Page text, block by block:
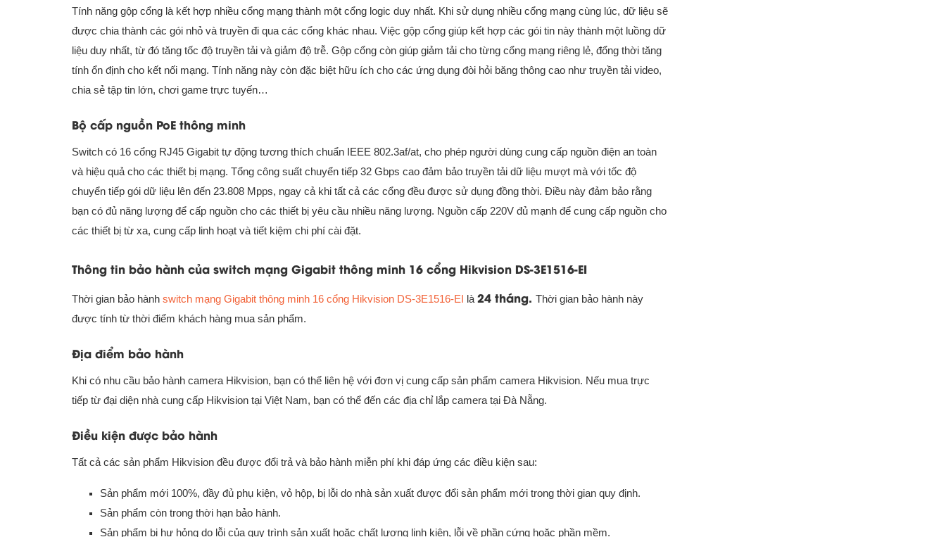
Tính năng gộp cổng là kết hợp nhiều cổng mạng thành một cổng logic duy nhất. Khi sử dụng nhiều cổng mạng cùng lúc, dữ liệu sẽ
được chia thành các gói nhỏ và truyền đi qua các cổng khác nhau. Việc gộp cổng giúp kết hợp các gói tin này thành một luồng dữ
liệu duy nhất, từ đó tăng tốc độ truyền tải và giảm độ trễ. Gộp cổng còn giúp giảm tải cho từng cổng mạng riêng lẻ, đổng thời tăng
tính ổn định cho kết nối mạng. Tính năng này còn đặc biệt hữu ích cho các ứng dụng đòi hỏi băng thông cao như truyền tải video,
chia sẻ tập tin lớn, chơi game trực tuyến…
Bộ cấp nguồn PoE thông minh
Switch có 16 cổng RJ45 Gigabit tự động tương thích chuẩn IEEE 802.3af/at, cho phép người dùng cung cấp nguồn điện an toàn
và hiệu quả cho các thiết bị mạng. Tổng công suất chuyển tiếp 32 Gbps cao đảm bảo truyền tải dữ liệu mượt mà với tốc độ
chuyển tiếp gói dữ liệu lên đến 23.808 Mpps, ngay cả khi tất cả các cổng đều được sử dụng đồng thời. Điều này đảm bảo rằng
bạn có đủ năng lượng để cấp nguồn cho các thiết bị yêu cầu nhiều năng lượng. Nguồn cấp 220V đủ mạnh để cung cấp nguồn cho
các thiết bị từ xa, cung cấp linh hoạt và tiết kiệm chi phí cài đặt.
Thông tin bảo hành của switch mạng Gigabit thông minh 16 cổng Hikvision DS-3E1516-EI
Thời gian bảo hành switch mạng Gigabit thông minh 16 cổng Hikvision DS-3E1516-EI là 24 tháng. Thời gian bảo hành này
được tính từ thời điểm khách hàng mua sản phẩm.
Địa điểm bảo hành
Khi có nhu cầu bảo hành camera Hikvision, bạn có thể liên hệ với đơn vị cung cấp sản phẩm camera Hikvision. Nếu mua trực
tiếp từ đại diện nhà cung cấp Hikvision tại Việt Nam, bạn có thể đến các địa chỉ lắp camera tại Đà Nẵng.
Điều kiện được bảo hành
Tất cả các sản phẩm Hikvision đều được đổi trả và bảo hành miễn phí khi đáp ứng các điều kiện sau:
Sản phẩm mới 100%, đầy đủ phụ kiện, vỏ hộp, bị lỗi do nhà sản xuất được đổi sản phẩm mới trong thời gian quy định.
Sản phẩm còn trong thời hạn bảo hành.
Sản phẩm bị hư hỏng do lỗi của quy trình sản xuất hoặc chất lượng linh kiện, lỗi về phần cứng hoặc phần mềm.